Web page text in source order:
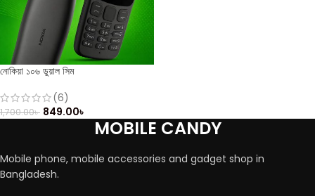
নোকিয়া ১০৬ ডুয়াল সিম
(6)
1,700.00৳ 849.00৳
MOBILE CANDY
Mobile phone, mobile accessories and gadget shop in
Bangladesh.